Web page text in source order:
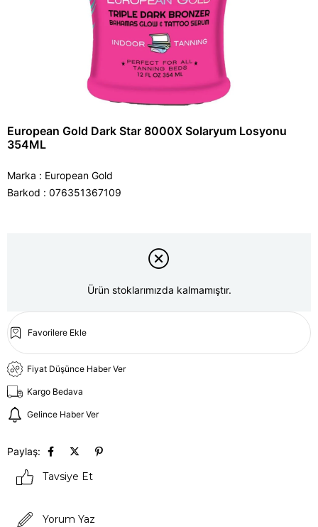
European Gold Dark Star 8000X Solaryum Losyonu
354ML
Marka : European Gold
Barkod : 076351367109
Ürün stoklarımızda kalmamıştır.
Favorilere Ekle
Fiyat Düşünce Haber Ver
Kargo Bedava
Gelince Haber Ver
Paylaş:
Tavsiye Et
Yorum Yaz